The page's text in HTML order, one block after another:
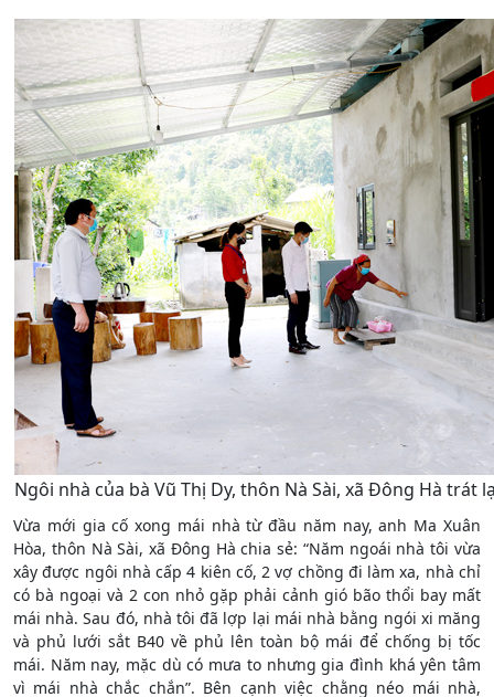
Ngôi nhà của bà Vũ Thị Dy, thôn Nà Sài, xã Đông Hà trát
Vừa mới gia cố xong mái nhà từ đầu năm nay, anh Ma Xuân
Hòa, thôn Nà Sài, xã Đông Hà chia sẻ: “Năm ngoái nhà tôi vừa
xây được ngôi nhà cấp 4 kiên cố, 2 vợ chồng đi làm xa, nhà chỉ
có bà ngoại và 2 con nhỏ gặp phải cảnh gió bão thổi bay mất
mái nhà. Sau đó, nhà tôi đã lợp lại mái nhà bằng ngói xi măng
và phủ lưới sắt B40 về phủ lên toàn bộ mái để chống bị tốc
mái. Năm nay, mặc dù có mưa to nhưng gia đình khá yên tâm
vì mái nhà chắc chắn”. Bên cạnh việc chằng néo mái nhà,